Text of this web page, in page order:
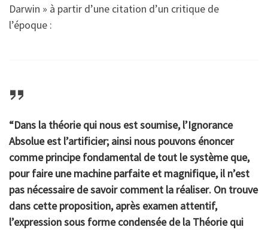
Darwin » à partir d’une citation d’un critique de
l’époque :
“Dans la théorie qui nous est soumise, l’Ignorance
Absolue est l’artificier; ainsi nous pouvons énoncer
comme principe fondamental de tout le système que,
pour faire une machine parfaite et magnifique, il n’est
pas nécessaire de savoir comment la réaliser. On trouve
dans cette proposition, après examen attentif,
l’expression sous forme condensée de la Théorie qui